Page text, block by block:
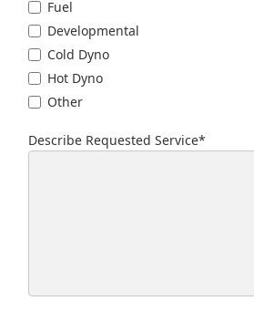
Fuel
Developmental
Cold Dyno
Hot Dyno
Other
Describe Requested Service*